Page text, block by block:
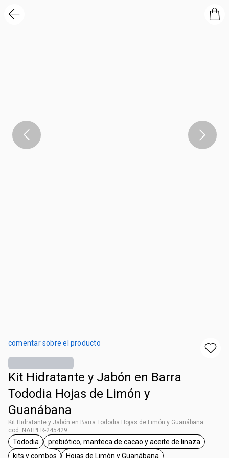
comentar sobre el producto
Kit Hidratante y Jabón en Barra
Tododia Hojas de Limón y
Guanábana
Kit Hidratante y Jabón en Barra Tododia Hojas de Limón y Guanábana
cod. NATPER-245429
etiqueta Tododia
Tododia
etiqueta prebiótico, manteca de
prebiótico, manteca de cacao y aceite de linaza
kits y combos
Hojas de Limón y Guanábana